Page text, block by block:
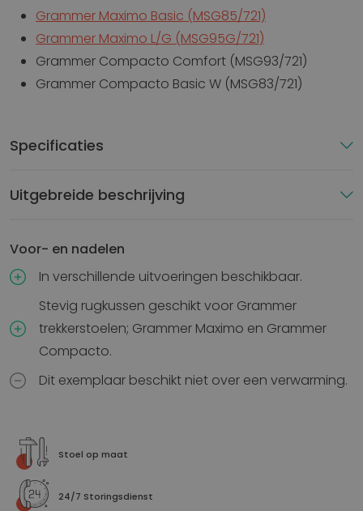
Grammer Maximo Basic (MSG85/721)
Grammer Maximo L/G (MSG95G/721)
Grammer Compacto Comfort (MSG93/721)
Grammer Compacto Basic W (MSG83/721)
Specificaties
Uitgebreide beschrijving
Voor- en nadelen
In verschillende uitvoeringen beschikbaar.
Stevig rugkussen geschikt voor Grammer
trekkerstoelen; Grammer Maximo en Grammer
Compacto.
Dit exemplaar beschikt niet over een verwarming.
Stoel op maat
24/7 Storingsdienst